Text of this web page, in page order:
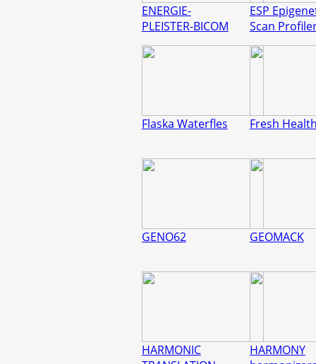
ENERGIE-
PLEISTER-BICOM
ESP
Scan
Flaska Waterfles Fresh
GENO62 GEOMACK
HARMONIC
HARMONY